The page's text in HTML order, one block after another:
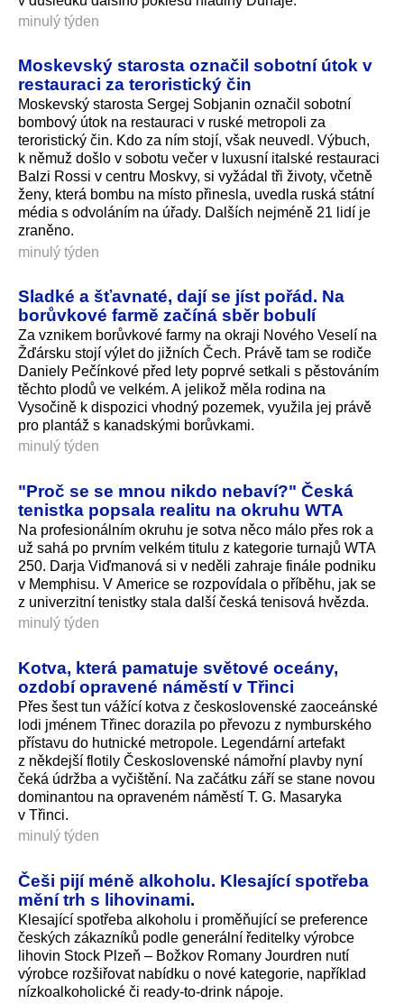
minulý týden
Moskevský starosta označil sobotní útok v
restauraci za teroristický čin
Moskevský starosta Sergej Sobjanin označil sobotní
bombový útok na restauraci v ruské metropoli za
teroristický čin. Kdo za ním stojí, však neuvedl. Výbuch,
k němuž došlo v sobotu večer v luxusní italské restauraci
Balzi Rossi v centru Moskvy, si vyžádal tři životy, včetně
ženy, která bombu na místo přinesla, uvedla ruská státní
média s odvoláním na úřady. Dalších nejméně 21 lidí je
zraněno.
minulý týden
Sladké a šťavnaté, dají se jíst pořád. Na
borůvkové farmě začíná sběr bobulí
Za vznikem borůvkové farmy na okraji Nového Veselí na
Žďársku stojí výlet do jižních Čech. Právě tam se rodiče
Daniely Pečínkové před lety poprvé setkali s pěstováním
těchto plodů ve velkém. A jelikož měla rodina na
Vysočině k dispozici vhodný pozemek, využila jej právě
pro plantáž s kanadskými borůvkami.
minulý týden
"Proč se se mnou nikdo nebaví?" Česká
tenistka popsala realitu na okruhu WTA
Na profesionálním okruhu je sotva něco málo přes rok a
už sahá po prvním velkém titulu z kategorie turnajů WTA
250. Darja Viďmanová si v neděli zahraje finále podniku
v Memphisu. V Americe se rozpovídala o příběhu, jak se
z univerzitní tenistky stala další česká tenisová hvězda.
minulý týden
Kotva, která pamatuje světové oceány,
ozdobí opravené náměstí v Třinci
Přes šest tun vážící kotva z československé zaoceánské
lodi jménem Třinec dorazila po převozu z nymburského
přístavu do hutnické metropole. Legendární artefakt
z někdejší flotily Československé námořní plavby nyní
čeká údržba a vyčištění. Na začátku září se stane novou
dominantou na opraveném náměstí T. G. Masaryka
v Třinci.
minulý týden
Češi pijí méně alkoholu. Klesající spotřeba
mění trh s lihovinami.
Klesající spotřeba alkoholu i proměňující se preference
českých zákazníků podle generální ředitelky výrobce
lihovin Stock Plzeň – Božkov Romany Jourdren nutí
výrobce rozšiřovat nabídku o nové kategorie, například
nízkoalkoholické či ready-to-drink nápoje.